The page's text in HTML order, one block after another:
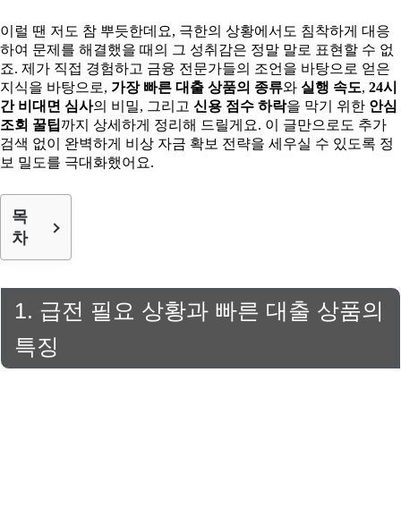
이럴 땐 저도 참 뿌듯한데요, 극한의 상황에서도 침착하게 대응
하여 문제를 해결했을 때의 그 성취감은 정말 말로 표현할 수 없
죠. 제가 직접 경험하고 금융 전문가들의 조언을 바탕으로 얻은
지식을 바탕으로, 가장 빠른 대출 상품의 종류와 실행 속도, 24시
간 비대면 심사의 비밀, 그리고 신용 점수 하락을 막기 위한 안심
조회 꿀팁까지 상세하게 정리해 드릴게요. 이 글만으로도 추가
검색 없이 완벽하게 비상 자금 확보 전략을 세우실 수 있도록 정
보 밀도를 극대화했어요.
목
차
1. 급전 필요 상황과 빠른 대출 상품의
특징